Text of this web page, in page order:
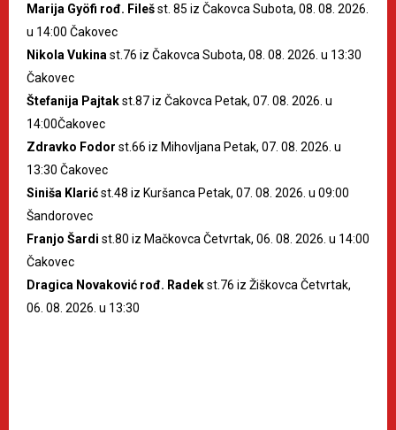
Marija Gyöfi rođ. Filešst. 85 iz Čakovca Subota, 08. 08. 2026.
u 14:00 Čakovec
Nikola Vukina st.76 iz Čakovca Subota, 08. 08. 2026. u 13:30
Čakovec
Štefanija Pajtakst.87 iz Čakovca Petak, 07. 08. 2026. u
14:00Čakovec
Zdravko Fodor st.66 iz Mihovljana Petak, 07. 08. 2026. u
13:30 Čakovec
Siniša Klarićst.48 iz Kuršanca Petak, 07. 08. 2026. u 09:00
Šandorovec
Franjo Šardi st.80 iz Mačkovca Četvrtak, 06. 08. 2026. u 14:00
Čakovec
Dragica Novaković rođ. Radekst.76 iz Žiškovca Četvrtak,
06. 08. 2026. u 13:30